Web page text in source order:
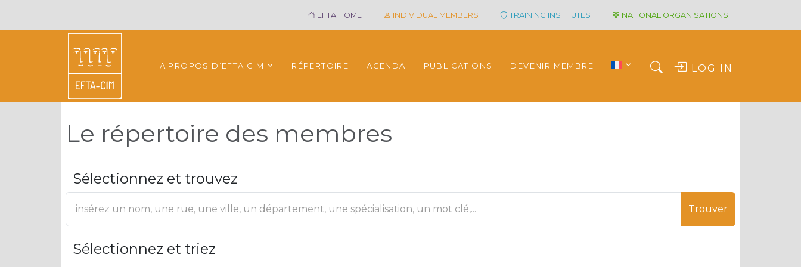
EFTA HOME INDIVIDUAL MEMBERS TRAINING INSTITUTES NATIONAL ORGANISATIONS
A PROPOS D’EFTA CIM RÉPERTOIRE AGENDA PUBLICATIONS DEVENIR MEMBRE LOG IN
Le répertoire des membres
Sélectionnez et trouvez
Trouver
Sélectionnez et triez